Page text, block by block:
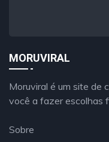
MORUVIRAL
Moruviral é um site de
você a fazer escolhas
Sobre